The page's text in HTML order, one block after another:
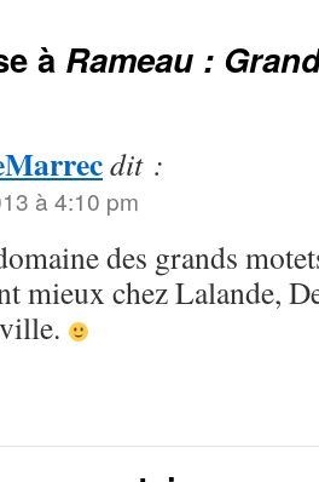
à Rameau :
dit :
à 4:10 pm
des grands
mieux chez Lalande,